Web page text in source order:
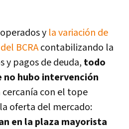
y la variación de
BCRAcontabilizando la
y pagos de deuda, todo
no hubo intervención
cercanía con el tope
oferta del mercado:
en la plaza mayorista